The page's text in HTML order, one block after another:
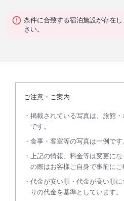
条件に合致する宿泊施設が存在
さい。
ご注意・ご案内
掲載されている写真は、旅館
です。
食事・客室等の写真は一例です
上記の情報、料金等は変更に
の際はお客様ご自身で事前にご
代金が安い順・代金が高い順
りの代金を基準としています。